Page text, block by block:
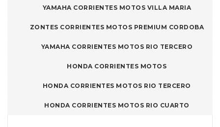
YAMAHA CORRIENTES MOTOS VILLA MARIA
ZONTES CORRIENTES MOTOS PREMIUM CORDOBA
YAMAHA CORRIENTES MOTOS RIO TERCERO
HONDA CORRIENTES MOTOS
HONDA CORRIENTES MOTOS RIO TERCERO
HONDA CORRIENTES MOTOS RIO CUARTO